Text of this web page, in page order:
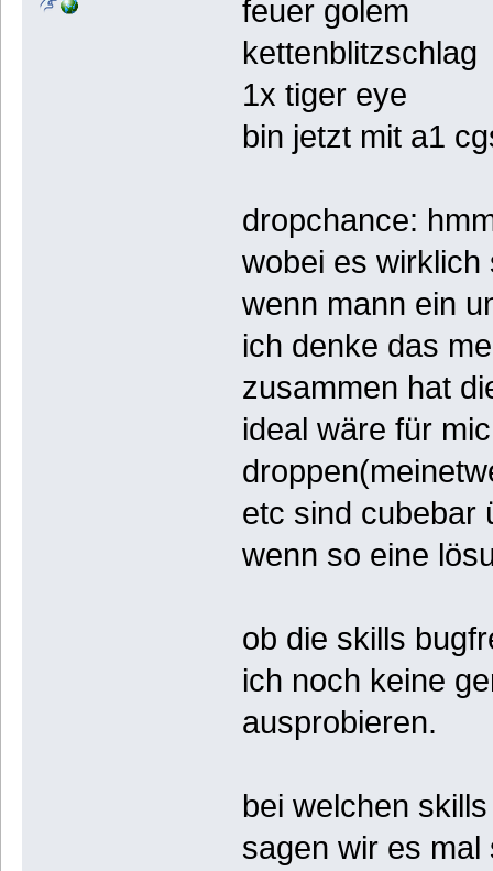
feuer golem
kettenblitzschlag
1x tiger eye
bin jetzt mit a1
dropchance:
wobei es
wenn mann ein
ich denke das
zusammen hat
ideal wäre für
etc sind cubebar
wenn so eine
ob die skills
ich noch keine
ausprobieren.
bei welchen
sagen wir es